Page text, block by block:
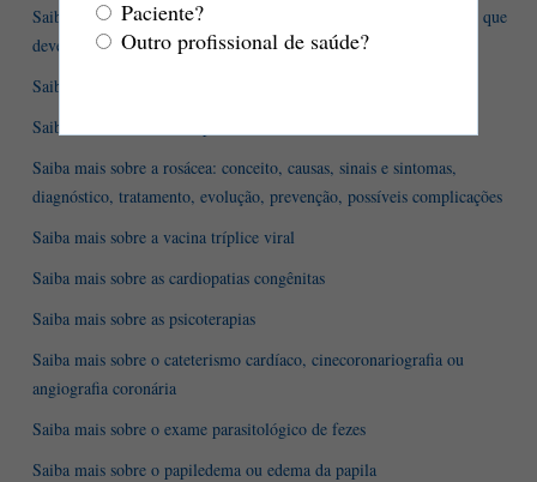
Paciente?
Outro profissional de saúde?
Saiba mais sobre a gravidez ectópica: o que é? Quais as causas? O que
deve ser feito? E como ela evolui?
Saiba mais sobre a hepatite fulminante
Saiba mais sobre a retinopatia
Saiba mais sobre a rosácea: conceito, causas, sinais e sintomas,
diagnóstico, tratamento, evolução, prevenção, possíveis complicações
Saiba mais sobre a vacina tríplice viral
Saiba mais sobre as cardiopatias congênitas
Saiba mais sobre as psicoterapias
Saiba mais sobre o cateterismo cardíaco, cinecoronariografia ou
angiografia coronária
Saiba mais sobre o exame parasitológico de fezes
Saiba mais sobre o papiledema ou edema da papila